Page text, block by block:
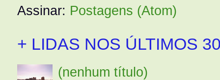
Assinar: Postagens (Atom)
+ LIDAS NOS ÚLTIMOS
(nenhum título)